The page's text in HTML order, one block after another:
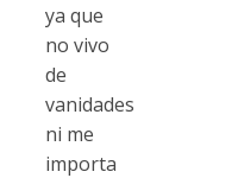
ya que
no vivo
de
vanidades
ni me
importa